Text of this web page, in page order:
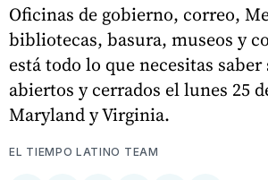
Oficinas de gobierno, correo,
bibliotecas, basura, museos y
está todo lo que necesitas
abiertos y cerrados el lunes 25
Maryland y Virginia.
EL TIEMPO LATINO TEAM